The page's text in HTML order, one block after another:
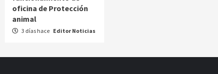
oficina de Protección
animal
3 días hace Editor Noticias